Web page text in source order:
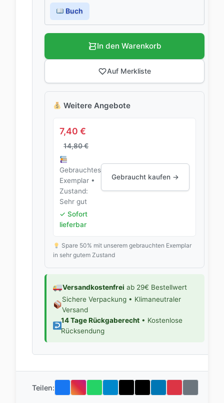
Buch
In den Warenkorb
Auf Merkliste
Weitere Angebote
7,40 €
14,80€
Gebrauchtes
Exemplar •
Zustand:
Sehr gut
✓ Sofort
lieferbar
Gebraucht kaufen →
Spare 50% mit unserem gebrauchten Exemplar
in sehr gutem Zustand
Versandkostenfrei ab 29€ Bestellwert
Sichere Verpackung • Klimaneutraler
Versand
14 Tage Rückgaberecht• Kostenlose
Rücksendung
Teilen: